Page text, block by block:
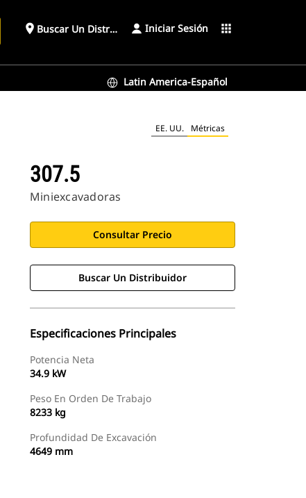
place Buscar Un Distribuidor Iniciar Sesión apps
Latin America-Español
EE. UU. Métricas
307.5
Miniexcavadoras
Consultar Precio
Buscar Un Distribuidor
Especificaciones Principales
Potencia Neta
34.9 kW
Peso En Orden De Trabajo
8233 kg
Profundidad De Excavación
4649 mm